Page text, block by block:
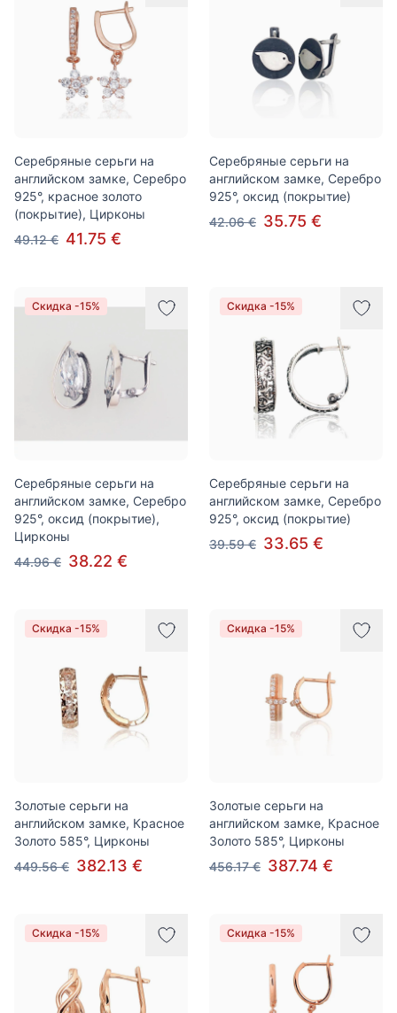
Серебряные серьги на
английском замке, Серебро
925°, красное золото
(покрытие), Цирконы
49.12 € 41.75 €
Серебряные серьги на
английском замке, Серебро
925°, оксид (покрытие)
42.06 € 35.75 €
Скидка -15%
Серебряные серьги на
английском замке, Серебро
925°, оксид (покрытие),
Цирконы
44.96 € 38.22 €
Скидка -15%
Серебряные серьги на
английском замке, Серебро
925°, оксид (покрытие)
39.59 € 33.65 €
Скидка -15%
Золотые серьги на
английском замке, Красное
Золото 585°, Цирконы
449.56 € 382.13 €
Скидка -15%
Золотые серьги на
английском замке, Красное
Золото 585°, Цирконы
456.17 € 387.74 €
Скидка -15% Скидка -15%